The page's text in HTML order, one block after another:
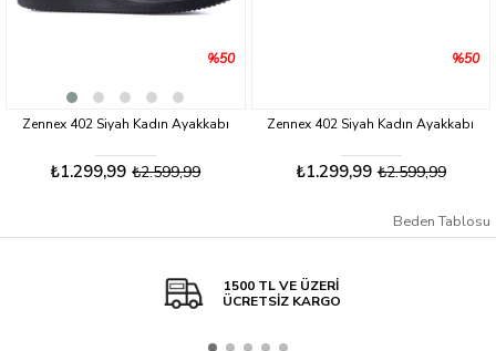
Zennex 402 Siyah Kadın Ayakkabı
₺1.299,99 ₺2.599,99
%50
Zennex 402 Siyah Kadın Ayakkabı
₺1.299,99 ₺2.599,99
%50
Beden Tablosu
1500 TL VE ÜZERİ
ÜCRETSİZ KARGO